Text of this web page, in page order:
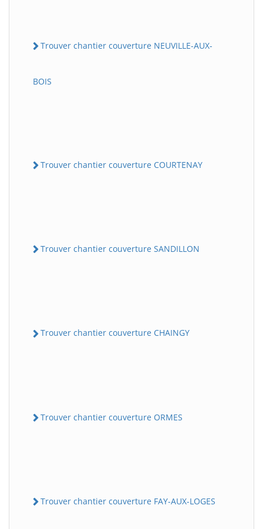
Trouver chantier couverture NEUVILLE-AUX-
BOIS
Trouver chantier couverture COURTENAY
Trouver chantier couverture SANDILLON
Trouver chantier couverture CHAINGY
Trouver chantier couverture ORMES
Trouver chantier couverture FAY-AUX-LOGES